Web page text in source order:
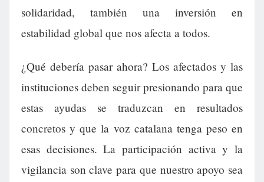
solidaridad, también una inversión en
estabilidad global que nos afecta a todos.
¿Qué debería pasar ahora? Los afectados y las
instituciones deben seguir presionando para que
estas ayudas se traduzcan en resultados
concretos y que la voz catalana tenga peso en
esas decisiones. La participación activa y la
vigilancia son clave para que nuestro apoyo sea